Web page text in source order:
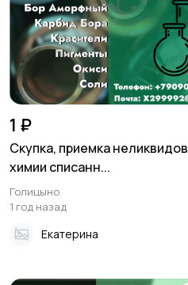
1 ₽
Скупка, приемка неликвидов
химии списанн...
Голицыно
1 год назад
Екатерина